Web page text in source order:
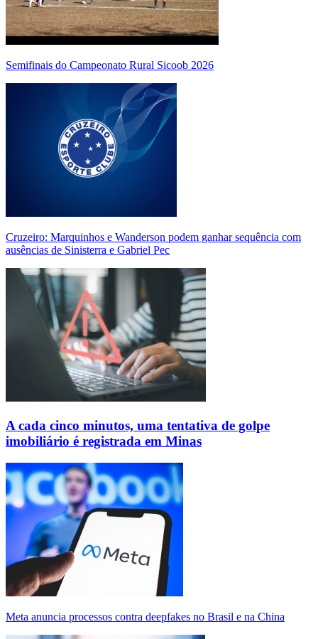
Semifinais do Campeonato Rural Sicoob 2026
Cruzeiro: Marquinhos e Wanderson podem ganhar sequência com
ausências de Sinisterra e Gabriel Pec
A cada cinco minutos, uma tentativa de golpe
imobiliário é registrada em Minas
Meta anuncia processos contra deepfakes no Brasil e na China